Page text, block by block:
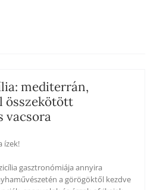
mediterrán,
összekötött
vacsora
ízek!
gasztronómiája annyira
a görögöktől kezdve